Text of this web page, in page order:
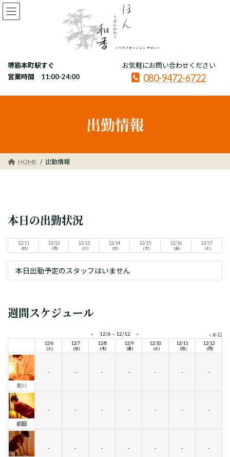
コ
ン
プ
ナ
ビ
動
堺筋本町駅すぐ
営業時間 11:00-24:00
お気軽にお問い合わせください
080-9472-6722
出勤情報
HOME 出勤情報
本日の出勤状況
12/11
(日)
12/12
(月)
12/13
(火)
12/14
(水)
12/15
(木)
12/16
(金)
12/17
(土)
本日出勤予定のスタッフはいません
週間スケジュール
« 12/6 ~ 12/12 » » 本日
12/6
(火)
12/7
(水)
12/8
(木)
12/9
(金)
12/10
(土)
12/11
(日)
12/12
(月)
夏川
- - - - - - -
前田
- - - - - - -
- - - - - - -